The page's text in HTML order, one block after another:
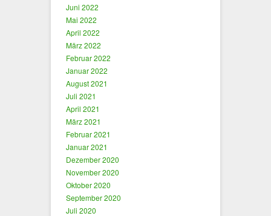
Juni 2022
Mai 2022
April 2022
März 2022
Februar 2022
Januar 2022
August 2021
Juli 2021
April 2021
März 2021
Februar 2021
Januar 2021
Dezember 2020
November 2020
Oktober 2020
September 2020
Juli 2020